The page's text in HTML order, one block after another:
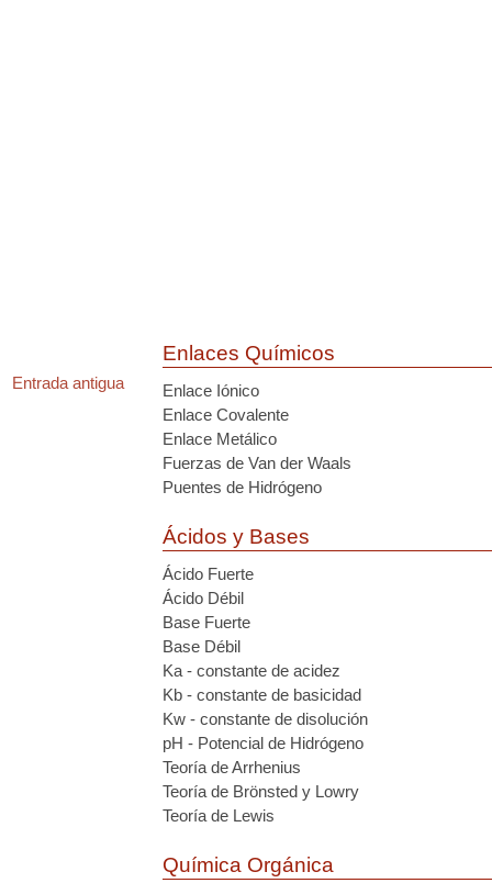
Entrada antigua
Enlaces Químicos
Enlace Iónico
Enlace Covalente
Enlace Metálico
Fuerzas de Van der Waals
Puentes de Hidrógeno
Ácidos y Bases
Ácido Fuerte
Ácido Débil
Base Fuerte
Base Débil
Ka - constante de acidez
Kb - constante de basicidad
Kw - constante de disolución
pH - Potencial de Hidrógeno
Teoría de Arrhenius
Teoría de Brönsted y Lowry
Teoría de Lewis
Química Orgánica